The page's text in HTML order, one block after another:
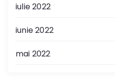
iulie 2022
iunie 2022
mai 2022